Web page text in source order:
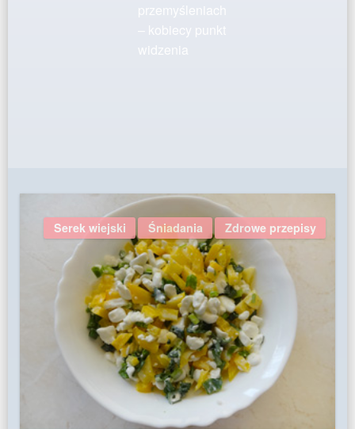
przemyśleniach
– kobiecy punkt
widzenia
Serek wiejski Śniadania Zdrowe przepisy